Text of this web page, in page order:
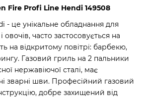
Fire Profi Line Hendi 149508
- це унікальне обладнання для
овочів, часто застосовується на
на відкритому повітрі: барбекю,
Газовий гриль на 2 пальники
нержавіючої сталі, має
зварні шви. Професійний газовий
добре захищений від